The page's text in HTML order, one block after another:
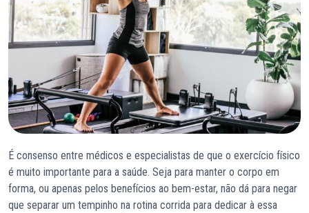
É consenso entre médicos e especialistas de que o exercício físico
é muito importante para a saúde. Seja para manter o corpo em
forma, ou apenas pelos benefícios ao bem-estar, não dá para negar
que separar um tempinho na rotina corrida para dedicar à essa